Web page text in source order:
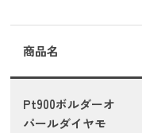
商品名
Pt900ボルダーオ
パールダイヤモ